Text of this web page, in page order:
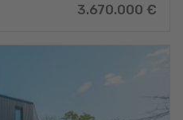
3.670.000 €